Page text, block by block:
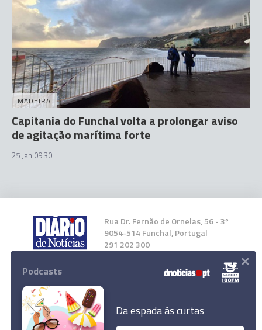
MADEIRA
Capitania do Funchal volta a prolongar aviso
de agitação marítima forte
25 Jan 09:30
Rua Dr. Fernão de Ornelas, 56 - 3º
9054-514 Funchal, Portugal
291 202 300
Instale a nossa App
Podcasts
Da espada às curtas
×